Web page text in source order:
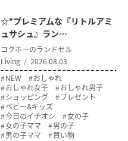
☆*プレミアムな『リトルアミ
ュサシュ』ラン…
コクホーのランドセル
Living
2026.08.03
NEW
おしゃれ
おしゃれ女子
おしゃれ男子
ショッピング
プレゼント
ベビー&キッズ
今日のイチオシ
女の子
女の子ママ
男の子
男の子ママ
買い物